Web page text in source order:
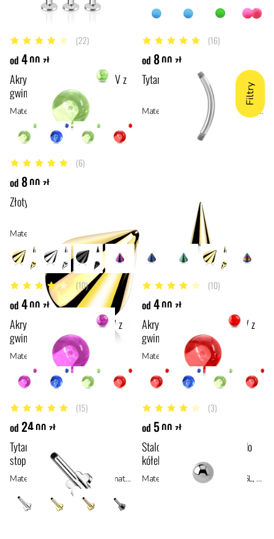
4 z 5 gwiazdek (22)
od 4,00 zł
Akrylowa cytrynowa kulka UV z
gwintem
Materiał: akryl
5 z 5 gwiazdek (16)
od 8,00 zł
Tytanowy banan
Materiał: tytan ASTM F136, materiały hipoalergiczne
5 z 5 gwiazdek (6)
od 8,00 zł
Złoty kolec z gwintem
Materiał: stal anodowana tytanem, stal
4.2 z 5 gwiazdek (10)
od 4,00 zł
Akrylowa fioletowa kulka UV z
gwintem
Materiał: akryl
4.2 z 5 gwiazdek (10)
od 4,00 zł
Akrylowa czerwona kulka UV z
gwintem
Materiał: akryl
4.9 z 5 gwiazdek (15)
od 24,00 zł
Tytanowy labret push-in ze
stopką w kształcie kwiatka
Materiał: tytan ASTM F136, materiały hipoalergiczne
4.3 z 5 gwiazdek (3)
od 5,00 zł
Stalowa kulka z dziurkami (do
kółek)
Materiał: stal chirurgiczna 316L, stal
Filtry